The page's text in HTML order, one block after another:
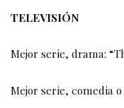
TELEVISIÓN
Mejor serie, drama:
Mejor serie, comedia